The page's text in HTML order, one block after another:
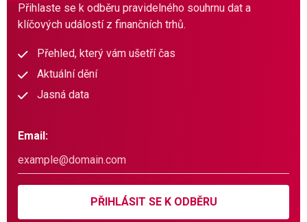
Přihlaste se k odběru pravidelného souhrnu dat a
klíčových událostí z finančních trhů.
Přehled, který vám ušetří čas
Aktuální dění
Jasná data
Email:
PŘIHLÁSIT SE K ODBĚRU